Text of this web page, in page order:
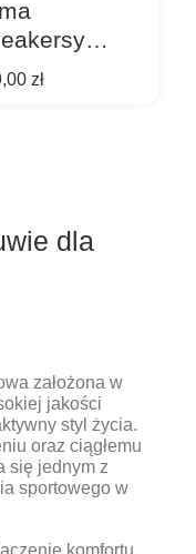
zł
dla
założona w
jakości
styl życia.
oraz ciągłemu
się jednym z
sportowego w
komfortu,